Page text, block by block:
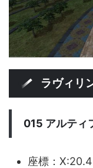
ラヴィリ
015 アルティ
座標：